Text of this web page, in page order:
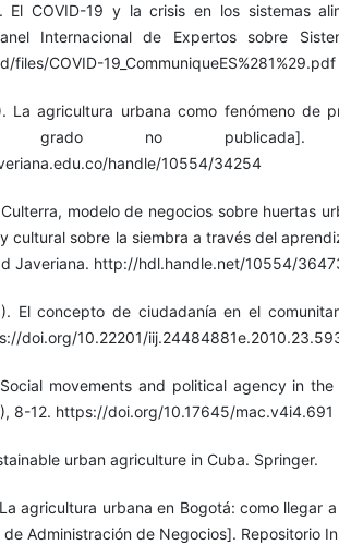
El COVID-19 y la crisis en los sistemas
Internacional de Expertos sobre
files/COVID-19_CommuniqueES%281%29.pdf
La agricultura urbana como fenómeno de
no publicada].
handle/10554/34254
modelo de negocios sobre huertas
cultural sobre la siembra a través del
Javeriana. http://hdl.handle.net/10554/
El concepto de ciudadanía en el
doi.org/10.22201/
movements and political agency in
8-12. https://doi.org/10.17645/mac.v4i4.691
urban agriculture in Cuba. Springer.
agricultura urbana en Bogotá: como llegar
de Administración de Negocios]. Repositorio